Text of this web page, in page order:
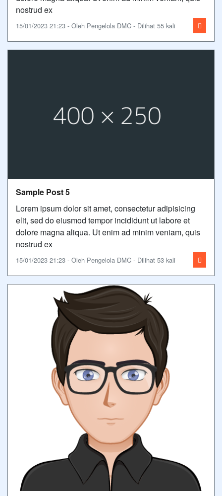
nostrud ex
15/01/2023 21:23 - Oleh Pengelola DMC - Dilihat 55 kali
Sample Post 5
Lorem ipsum dolor sit amet, consectetur adipisicing
elit, sed do eiusmod tempor incididunt ut labore et
dolore magna aliqua. Ut enim ad minim veniam, quis
nostrud ex
15/01/2023 21:23 - Oleh Pengelola DMC - Dilihat 53 kali